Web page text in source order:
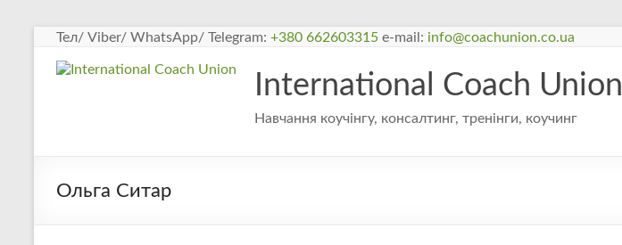
Перейти
содержимому
Тел/ Viber/ WhatsApp/ Telegram: +380 662603315 e-mail: info@coachunion.co.ua
International Coach Union
Навчання коучінгу, консалтинг, тренінги, коучинг
Ольга Ситар